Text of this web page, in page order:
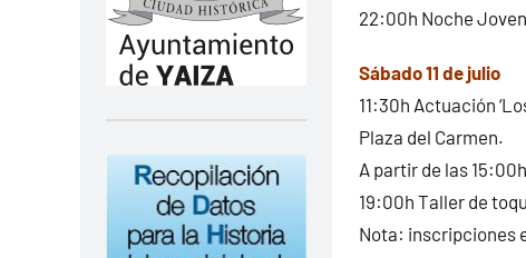
22:00h Noche
Sábado 11 de julio
11:30h Actuación
Plaza del Carmen.
A partir de las
19:00h Taller de
Nota: inscripciones